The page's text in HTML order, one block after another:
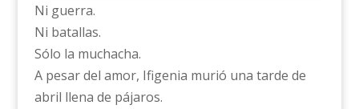
Ni guerra.
Ni batallas.
Sólo la muchacha.
A pesar del amor, Ifigenia murió una tarde de
abril llena de pájaros.